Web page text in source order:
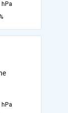
hPa
hPa